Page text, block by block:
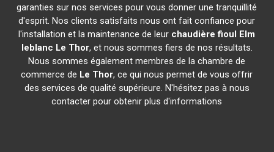
garanties sur nos services pour vous donner une tranquillité
d'esprit. Nos clients satisfaits nous ont fait confiance pour
l'installation et la maintenance de leur chaudière fioul Elm
leblanc Le Thor, et nous sommes fiers de nos résultats.
Nous sommes également membres de la chambre de
commerce de Le Thor, ce qui nous permet de vous offrir
des services de qualité supérieure. N'hésitez pas à nous
contacter pour obtenir plus d'informations